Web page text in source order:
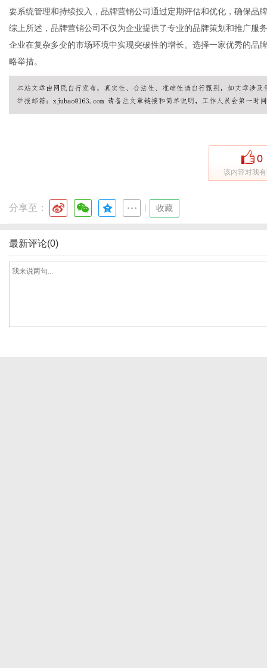
要系统管理和持续投入，品牌营销公司通过定期评估和优化，确保品
综上所述，品牌营销公司不仅为企业提供了专业的品牌策划和推广服
企业在复杂多变的市场环境中实现突破性的增长。选择一家优秀的品
略举措。
0
该内容对我
分享至： 收藏
最新评论(0)